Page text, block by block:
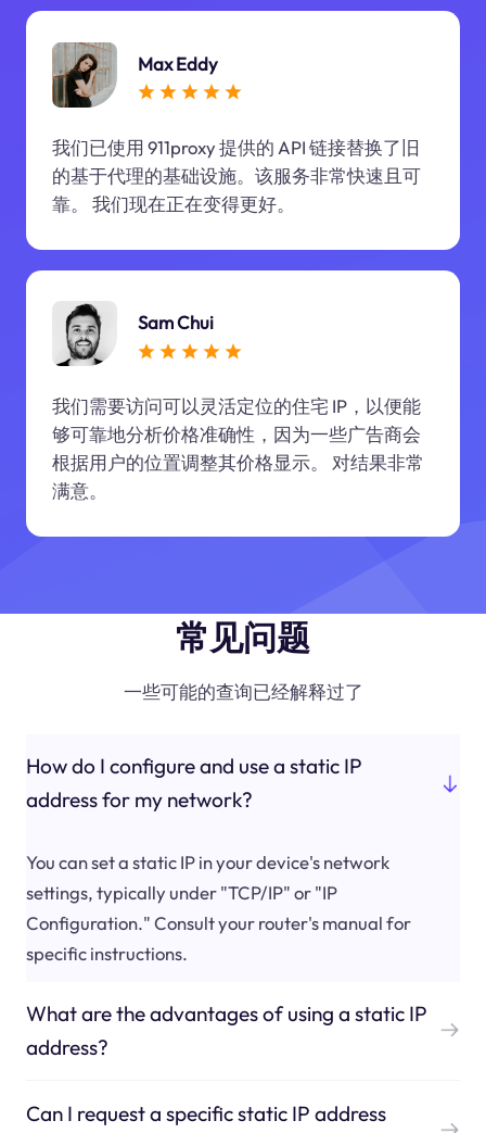
Max Eddy
我们已使用 911proxy 提供的 API 链接替换了旧
的基于代理的基础设施。该服务非常快速且可
靠。 我们现在正在变得更好。
Sam Chui
我们需要访问可以灵活定位的住宅 IP，以便能
够可靠地分析价格准确性，因为一些广告商会
根据用户的位置调整其价格显示。 对结果非常
满意。
常见问题
一些可能的查询已经解释过了
How do I configure and use a static IP
address for my network?
You can set a static IP in your device's network
settings, typically under "TCP/IP" or "IP
Configuration." Consult your router's manual for
specific instructions.
What are the advantages of using a static IP
address?
Can I request a specific static IP address